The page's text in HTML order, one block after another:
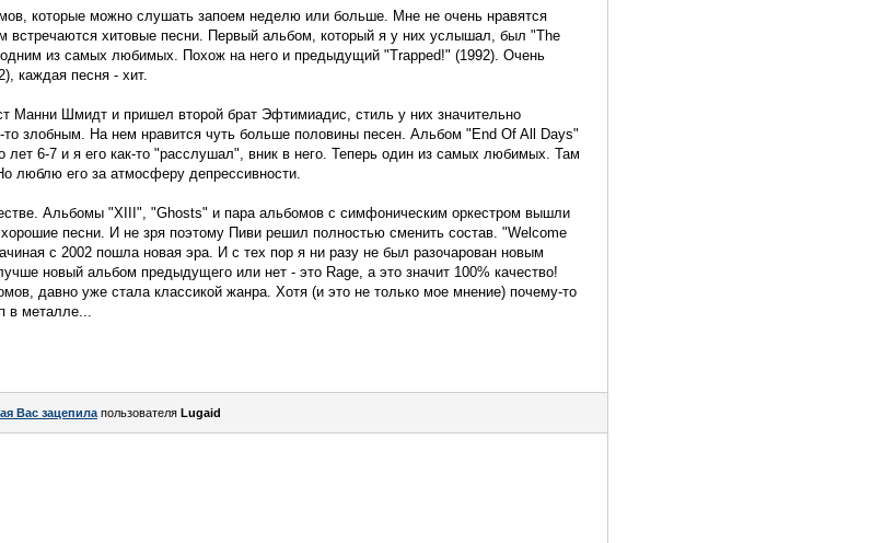
которые можно слушать запоем неделю или больше. Мне не очень нравятся
встречаются хитовые песни. Первый альбом, который я у них услышал, был "The
из самых любимых. Похож на него и предыдущий "Trapped!" (1992). Очень
каждая песня - хит.
Манни Шмидт и пришел второй брат Эфтимиадис, стиль у них значительно
злобным. На нем нравится чуть больше половины песен. Альбом "End Of All Days"
6-7 и я его как-то "расслушал", вник в него. Теперь один из самых любимых. Там
люблю его за атмосферу депрессивности.
Альбомы "XIII", "Ghosts" и пара альбомов с симфоническим оркестром вышли
песни. И не зря поэтому Пиви решил полностью сменить состав. "Welcome
с 2002 пошла новая эра. И с тех пор я ни разу не был разочарован новым
новый альбом предыдущего или нет - это Rage, а это значит 100% качество!
давно уже стала классикой жанра. Хотя (и это не только мое мнение) почему-то
в металле...
Вас зацепила пользователя Lugaid